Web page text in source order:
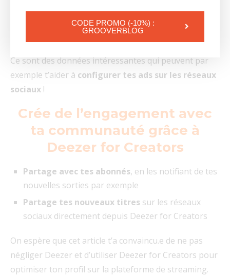
plateforme d’écoute(application Deezer ou
ordinateur et le système d’exploitation)
Ce sont des données intéressantes qui peuvent par
exemple t’aider à configurer tes ads sur les réseaux
sociaux !
Crée de l’engagement avec
ta communauté grâce à
Deezer for Creators
Partage avec tes abonnés, en les notifiant de tes
nouvelles sorties par exemple
Partage tes nouveaux titres sur les réseaux
sociaux directement depuis Deezer for Creators
On espère que cet article t’a convaincu.e de ne pas
négliger Deezer et d’utiliser Deezer for Creators pour
optimiser ton profil sur la plateforme de streaming.
CODE PROMO (-10%) :
GROOVERBLOG